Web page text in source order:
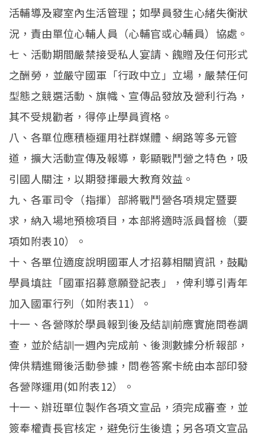
活輔導及寢室內生活管理；如學員發生心緒失衡狀
況，責由單位心輔人員（心輔官或心輔員）協處。
七、活動期間嚴禁接受私人宴請、餽贈及任何形式
之酬勞，並嚴守國軍「行政中立」立場，嚴禁任何
型態之競選活動、旗幟、宣傳品發放及營利行為，
其不受規勸者，得停止學員資格。
八、各單位應積極運用社群媒體、網路等多元管
道，擴大活動宣傳及報導，彰顯戰鬥營之特色，吸
引國人關注，以期發揮最大教育效益。
九、各軍司令（指揮）部將戰鬥營各項規定暨要
求，納入場地預檢項目，本部將適時派員督檢（要
項如附表10）。
十、各單位適度說明國軍人才招募相關資訊，鼓勵
學員填註「國軍招募意願登記表」，俾利導引青年
加入國軍行列（如附表11）。
十一、各營隊於學員報到後及結訓前應實施問卷調
查，並於結訓一週內完成前、後測數據分析報部，
俾供精進爾後活動參據，問卷答案卡統由本部印發
各營隊運用(如附表12）。
十一、辦班單位製作各項文宣品，須完成審查，並
簽奉權責長官核定，避免衍生後遺；另各項文宣品